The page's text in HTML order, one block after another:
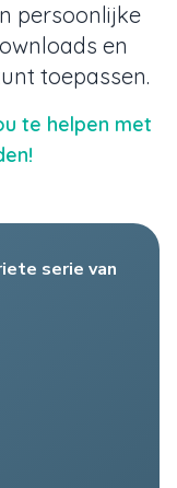
persoonlijke
en
toepassen.
te helpen met
serie van